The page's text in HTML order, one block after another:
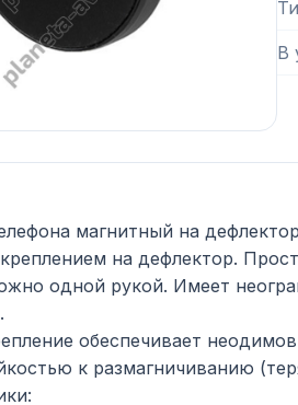
В
магнитный на
на дефлектор.
одной рукой. Имеет
обеспечивает
к размагничиванию